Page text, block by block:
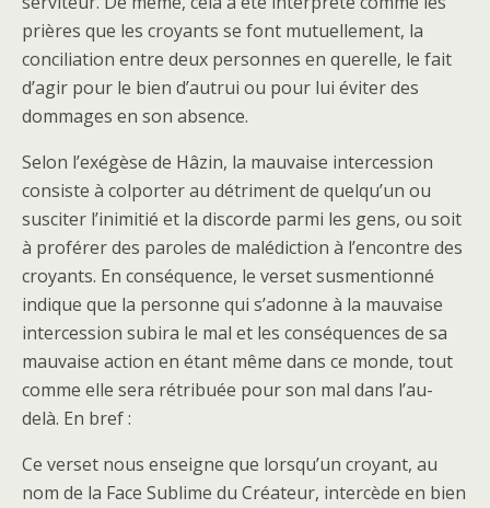
prières que les croyants se font mutuellement, la
conciliation entre deux personnes en querelle, le fait
d’agir pour le bien d’autrui ou pour lui éviter des
dommages en son absence.
Selon l’exégèse de Hâzin, la mauvaise intercession
consiste à colporter au détriment de quelqu’un ou
susciter l’inimitié et la discorde parmi les gens, ou soit
à proférer des paroles de malédiction à l’encontre des
croyants. En conséquence, le verset susmentionné
indique que la personne qui s’adonne à la mauvaise
intercession subira le mal et les conséquences de sa
mauvaise action en étant même dans ce monde, tout
comme elle sera rétribuée pour son mal dans l’au-
delà. En bref :
Ce verset nous enseigne que lorsqu’un croyant, au
nom de la Face Sublime du Créateur, intercède en bien